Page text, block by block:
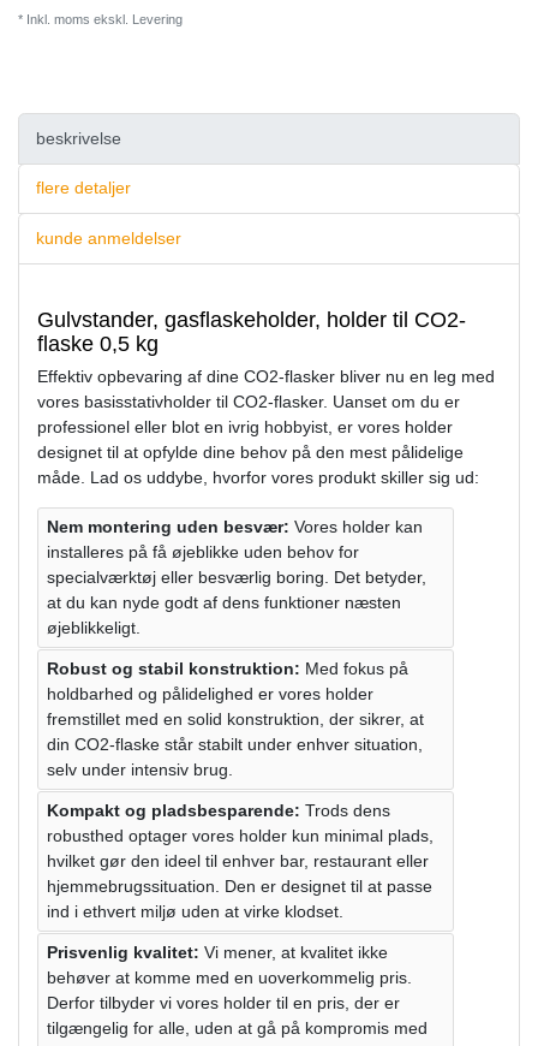
* Inkl. moms ekskl. Levering
beskrivelse
flere detaljer
kunde anmeldelser
Gulvstander, gasflaskeholder, holder til CO2-
flaske 0,5 kg
Effektiv opbevaring af dine CO2-flasker bliver nu en leg med
vores basisstativholder til CO2-flasker. Uanset om du er
professionel eller blot en ivrig hobbyist, er vores holder
designet til at opfylde dine behov på den mest pålidelige
måde. Lad os uddybe, hvorfor vores produkt skiller sig ud:
Nem montering uden besvær: Vores holder kan
installeres på få øjeblikke uden behov for
specialværktøj eller besværlig boring. Det betyder,
at du kan nyde godt af dens funktioner næsten
øjeblikkeligt.
Robust og stabil konstruktion: Med fokus på
holdbarhed og pålidelighed er vores holder
fremstillet med en solid konstruktion, der sikrer, at
din CO2-flaske står stabilt under enhver situation,
selv under intensiv brug.
Kompakt og pladsbesparende: Trods dens
robusthed optager vores holder kun minimal plads,
hvilket gør den ideel til enhver bar, restaurant eller
hjemmebrugssituation. Den er designet til at passe
ind i ethvert miljø uden at virke klodset.
Prisvenlig kvalitet: Vi mener, at kvalitet ikke
behøver at komme med en uoverkommelig pris.
Derfor tilbyder vi vores holder til en pris, der er
tilgængelig for alle, uden at gå på kompromis med